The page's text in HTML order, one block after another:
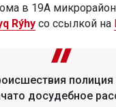
в 19А
Rýhy со ссылкой на
полиция
досудебное